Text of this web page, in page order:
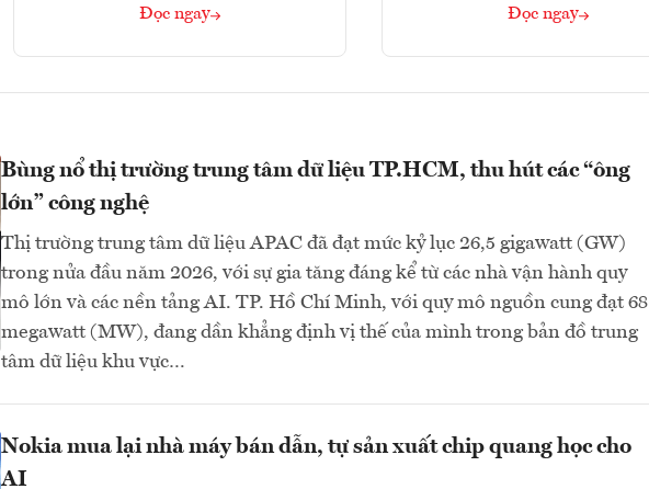
Đọc ngay Đọc ngay
Bùng nổ thị trường trung tâm dữ liệu TP.HCM, thu hút các “ông
lớn” công nghệ
Thị trường trung tâm dữ liệu APAC đã đạt mức kỷ lục 26,5 gigawatt (GW)
trong nửa đầu năm 2026, với sự gia tăng đáng kể từ các nhà vận hành quy
mô lớn và các nền tảng AI. TP. Hồ Chí Minh, với quy mô nguồn cung đạt 68
megawatt (MW), đang dần khẳng định vị thế của mình trong bản đồ trung
tâm dữ liệu khu vực…
Nokia mua lại nhà máy bán dẫn, tự sản xuất chip quang học cho
AI